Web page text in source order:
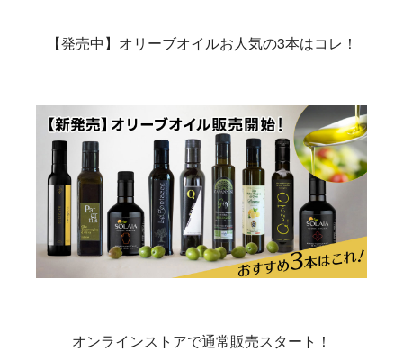
【発売中】オリーブオイルお人気の3本はコレ！
オンラインストアで通常販売スタート！